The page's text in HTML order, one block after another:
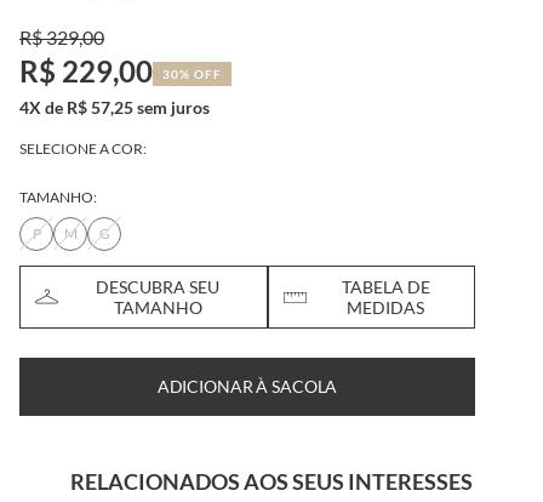
R$ 329,00
R$ 229,00 30% OFF
4X de R$ 57,25 sem juros
SELECIONE A COR:
TAMANHO:
P
M G
DESCUBRA SEU
TAMANHO
TABELA DE
MEDIDAS
ADICIONAR À SACOLA
RELACIONADOS AOS SEUS INTERESSES